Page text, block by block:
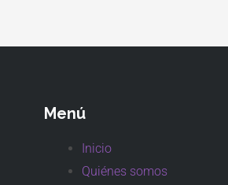
Menú
Inicio
Quiénes somos